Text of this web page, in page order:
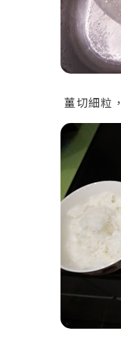
薑切細粒